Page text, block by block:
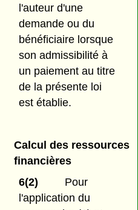
l'auteur d'une
demande ou du
bénéficiaire lorsque
son admissibilité à
un paiement au titre
de la présente loi
est établie.
Calcul des ressources
financières
6(2)
Pour
l'application du